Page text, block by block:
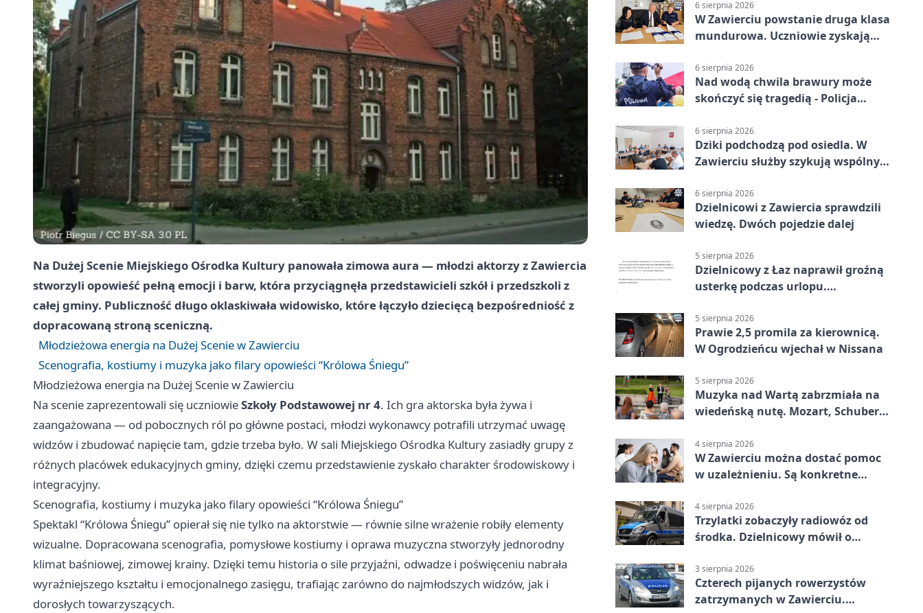
Na Dużej Scenie Miejskiego Ośrodka Kultury panowała zimowa aura — młodzi aktorzy z Zawiercia
stworzyli opowieść pełną emocji i barw, która przyciągnęła przedstawicieli szkół i przedszkoli z
całej gminy. Publiczność długo oklaskiwała widowisko, które łączyło dziecięcą bezpośredniość z
dopracowaną stroną sceniczną.
Młodzieżowa energia na Dużej Scenie w Zawierciu
Scenografia, kostiumy i muzyka jako filary opowieści “Królowa Śniegu”
Młodzieżowa energia na Dużej Scenie w Zawierciu
Na scenie zaprezentowali się uczniowieSzkoły Podstawowej nr 4. Ich gra aktorska była żywa i
zaangażowana — od pobocznych ról po główne postaci, młodzi wykonawcy potrafili utrzymać uwagę
widzów i zbudować napięcie tam, gdzie trzeba było. W sali Miejskiego Ośrodka Kultury zasiadły grupy z
różnych placówek edukacyjnych gminy, dzięki czemu przedstawienie zyskało charakter środowiskowy i
integracyjny.
Scenografia, kostiumy i muzyka jako filary opowieści “Królowa Śniegu”
Spektakl “Królowa Śniegu” opierał się nie tylko na aktorstwie — równie silne wrażenie robiły elementy
wizualne. Dopracowana scenografia, pomysłowe kostiumy i oprawa muzyczna stworzyły jednorodny
klimat baśniowej, zimowej krainy. Dzięki temu historia o sile przyjaźni, odwadze i poświęceniu nabrała
wyraźniejszego kształtu i emocjonalnego zasięgu, trafiając zarówno do najmłodszych widzów, jak i
dorosłych towarzyszących.
6 sierpnia 2026
W Zawierciu powstanie druga klasa
mundurowa. Uczniowie zyskają
6 sierpnia 2026
Nad wodą chwila brawury może
skończyć się tragedią - Policja
6 sierpnia 2026
Dziki podchodzą pod osiedla. W
Zawierciu służby szykują wspólny
6 sierpnia 2026
Dzielnicowi z Zawiercia sprawdzili
wiedzę. Dwóch pojedzie dalej
5 sierpnia 2026
Dzielnicowy z Łaz naprawił groźną
usterkę podczas urlopu.
5 sierpnia 2026
Prawie 2,5 promila za kierownicą.
W Ogrodzieńcu wjechał w Nissana
5 sierpnia 2026
Muzyka nad Wartą zabrzmiała na
wiedeńską nutę. Mozart, Schubert i
4 sierpnia 2026
W Zawierciu można dostać pomoc
w uzależnieniu. Są konkretne
4 sierpnia 2026
Trzylatki zobaczyły radiowóz od
środka. Dzielnicowy mówił o
3 sierpnia 2026
Czterech pijanych rowerzystów
zatrzymanych w Zawierciu.